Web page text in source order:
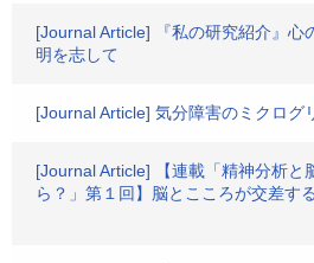
[Journal Article] 『私の研究紹介』心
明を志して
[Journal Article] 気分障害のミクログ
[Journal Article] 【連載「精神分析と
ら？」第１回】脳とこころが交差す